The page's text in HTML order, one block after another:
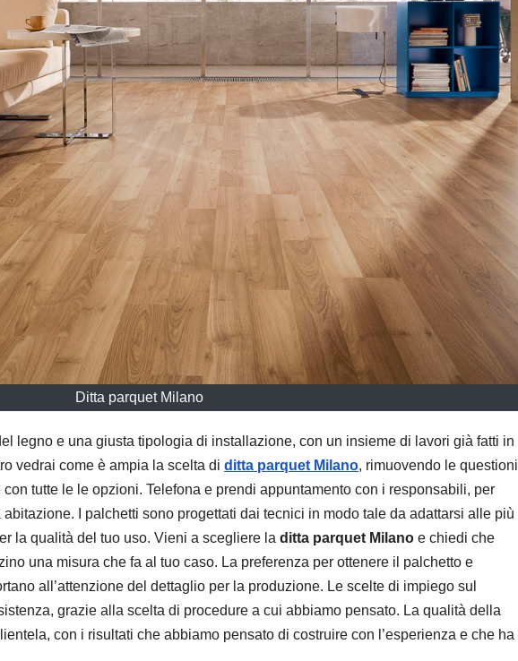
Ditta parquet Milano
legno e una giusta tipologia di installazione, con un insieme di lavori già fatti in
vedrai come è ampia la scelta di ditta parquet Milano, rimuovendo le questioni
tutte le le opzioni. Telefona e prendi appuntamento con i responsabili, per
I palchetti sono progettati dai tecnici in modo tale da adattarsi alle più
la qualità del tuo uso. Vieni a scegliere la ditta parquet Milano e chiedi che
una misura che fa al tuo caso. La preferenza per ottenere il palchetto e
all’attenzione del dettaglio per la produzione. Le scelte di impiego sul
grazie alla scelta di procedure a cui abbiamo pensato. La qualità della
con i risultati che abbiamo pensato di costruire con l’esperienza e che ha